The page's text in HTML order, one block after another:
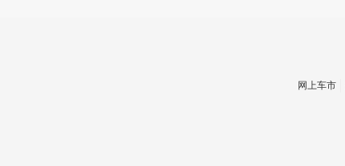
网上车市